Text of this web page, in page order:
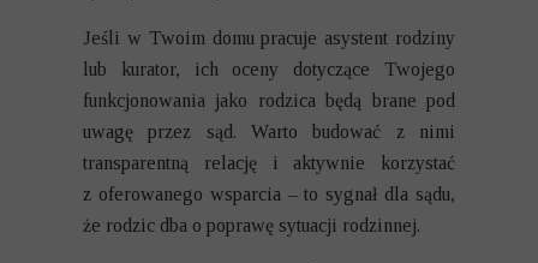
Jeśli w Twoim domu pracuje asystent rodziny
lub kurator, ich oceny dotyczące Twojego
funkcjonowania jako rodzica będą brane pod
uwagę przez sąd. Warto budować z nimi
transparentną relację i aktywnie korzystać
z oferowanego wsparcia – to sygnał dla sądu,
że rodzic dba o poprawę sytuacji rodzinnej.